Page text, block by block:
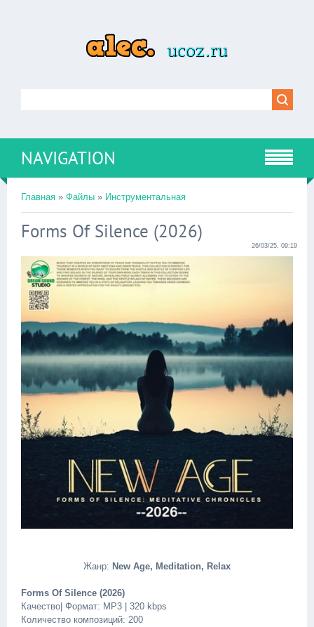
NAVIGATION
Главная » Файлы » Инструментальная
Forms Of Silence (2026)
26/03/25, 09:19
Жанр: New Age, Meditation, Relax
Forms Of Silence (2026)
Качество| Формат: MP3 | 320 kbps
Количество композиций: 200